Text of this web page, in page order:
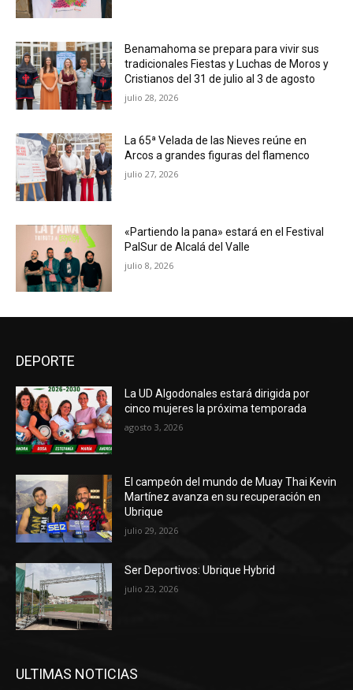
Benamahoma se prepara para vivir sus
tradicionales Fiestas y Luchas de Moros y
Cristianos del 31 de julio al 3 de agosto
julio 28, 2026
La 65ª Velada de las Nieves reúne en
Arcos a grandes figuras del flamenco
julio 27, 2026
«Partiendo la pana» estará en el Festival
PalSur de Alcalá del Valle
julio 8, 2026
DEPORTE
La UD Algodonales estará dirigida por
cinco mujeres la próxima temporada
agosto 3, 2026
El campeón del mundo de Muay Thai Kevin
Martínez avanza en su recuperación en
Ubrique
julio 29, 2026
Ser Deportivos: Ubrique Hybrid
julio 23, 2026
ULTIMAS NOTICIAS